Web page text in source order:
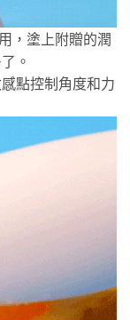
，塗上附贈的潤
。
點控制角度和力